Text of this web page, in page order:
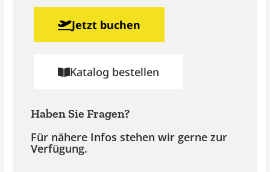
Jetzt buchen
Katalog bestellen
Haben Sie Fragen?
Für nähere Infos stehen wir gerne zur
Verfügung.